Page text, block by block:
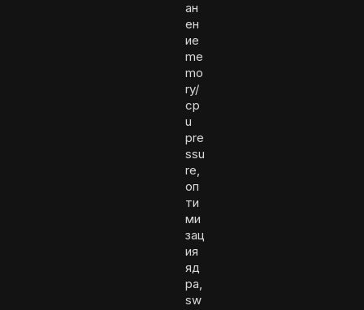
ан
ен
ие
me
mo
ry/
cp
u
pre
ssu
re,
оп
ти
ми
зац
ия
яд
ра,
sw